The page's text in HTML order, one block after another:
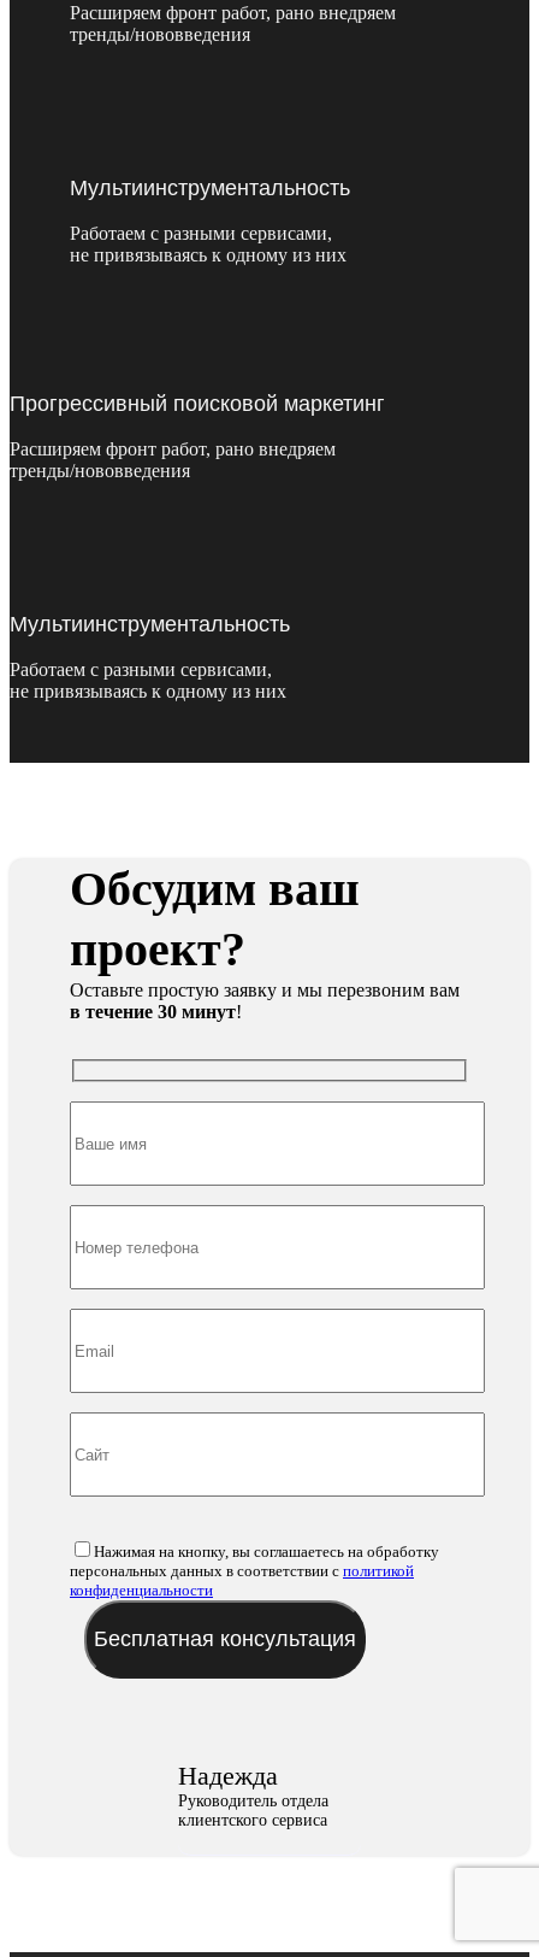
Расширяем фронт работ, рано внедряем
тренды/нововведения
Мультиинструментальность
Работаем с разными сервисами,
не привязываясь к одному из них
Прогрессивный поисковой маркетинг
Расширяем фронт работ, рано внедряем
тренды/нововведения
Мультиинструментальность
Работаем с разными сервисами,
не привязываясь к одному из них
Обсудим ваш
проект?
Оставьте простую заявку и мы перезвоним вам
в течение 30 минут!
Нажимая на кнопку, вы соглашаетесь на обработку
персональных данных в соответствии с политикой
конфиденциальности
Надежда
Руководитель отдела
клиентского сервиса